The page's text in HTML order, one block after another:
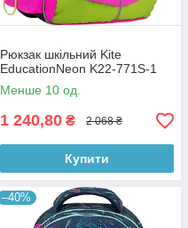
Рюкзак шкільний Kite
EducationNeon K22-771S-1
Менше 10 од.
1 240,80 ₴ 2 068 ₴
Купити
–40%